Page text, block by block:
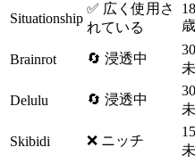
Situationship
✅ 広く使用さ
れている
歳
Brainrot 🔄 浸透中
Delulu 🔄 浸透中
Skibidi ❌ ニッチ